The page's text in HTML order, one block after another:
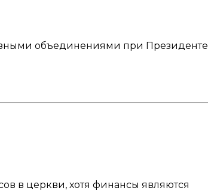
объединениями при Президенте
в церкви, хотя финансы являются